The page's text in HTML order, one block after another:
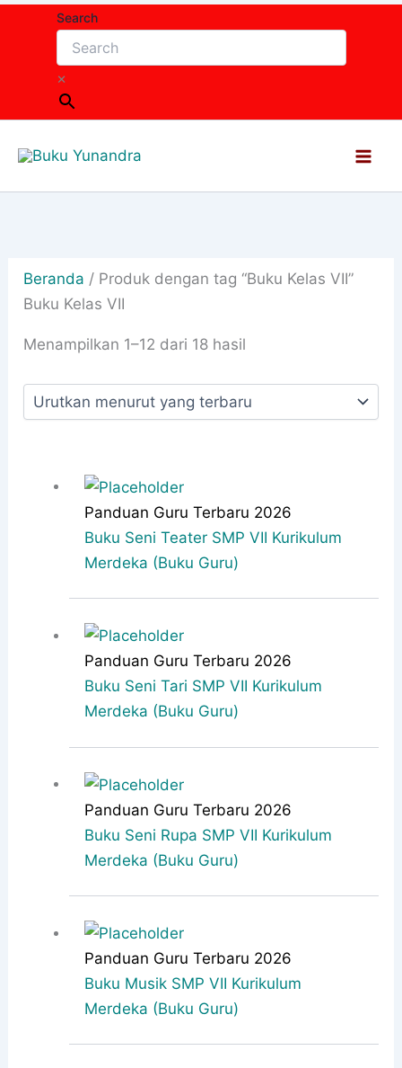
Search
×
Beranda / Produk dengan tag “Buku Kelas VII”
Buku Kelas VII
Menampilkan 1–12 dari 18 hasil
yang
terbaru
Panduan Guru Terbaru 2026
Buku Seni Teater SMP VII Kurikulum
Merdeka (Buku Guru)
Panduan Guru Terbaru 2026
Buku Seni Tari SMP VII Kurikulum
Merdeka (Buku Guru)
Panduan Guru Terbaru 2026
Buku Seni Rupa SMP VII Kurikulum
Merdeka (Buku Guru)
Panduan Guru Terbaru 2026
Buku Musik SMP VII Kurikulum
Merdeka (Buku Guru)